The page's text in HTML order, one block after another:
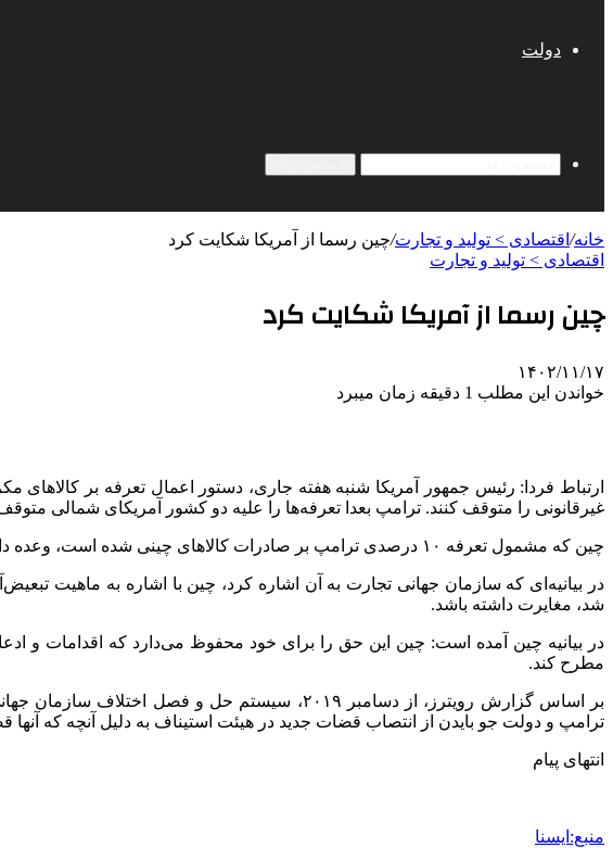
دولت
خانه/ اقتصادی > تولید و تجارت/چین رسما از آمریکا شکایت کرد
اقتصادی > تولید و تجارت
چین رسما از آمریکا شکایت کرد
۱۴۰۲/۱۱/۱۷
خواندن این مطلب 1 دقیقه زمان میبرد
ارتباط فردا: رئیس جمهور آمریکا شنبه هفته جاری، دستور اعمال تعرفه بر کالاهای
غیرقانونی را متوقف کنند. ترامپ بعدا تعرفه‌ها را علیه دو کشور آمریکای شمالی
چین که مشمول تعرفه ۱۰ درصدی ترامپ بر صادرات کالاهای چینی شده است، وعده داده بود که این اقدام را در سازمان جهانی تجارت به چالش بکشد.
در بیانیه‌ای که سازمان جهانی تجارت به آن اشاره کرد، چین با اشاره به ماهیت
شد، مغایرت داشته باشد.
در بیانیه چین آمده است: چین این حق را برای خود محفوظ می‌دارد که اقدامات و
مطرح کند.
بر اساس گزارش رویترز، از دسامبر ۲۰۱۹، سیستم
ترامپ و دولت جو بایدن از انتصاب قضات جدید در هیئت استیناف به دلیل آنچه که
انتهای پیام
منبع:ایسنا